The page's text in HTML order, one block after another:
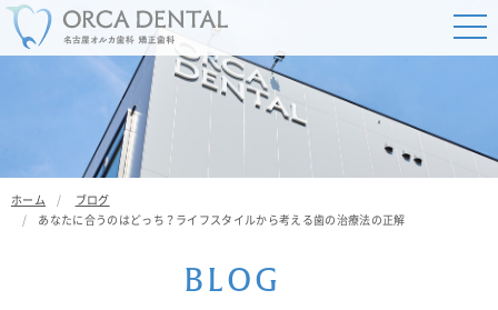
ホーム
ブログ
あなたに合うのはどっち？ライフスタイルから考える歯の治療法の正解
BLOG